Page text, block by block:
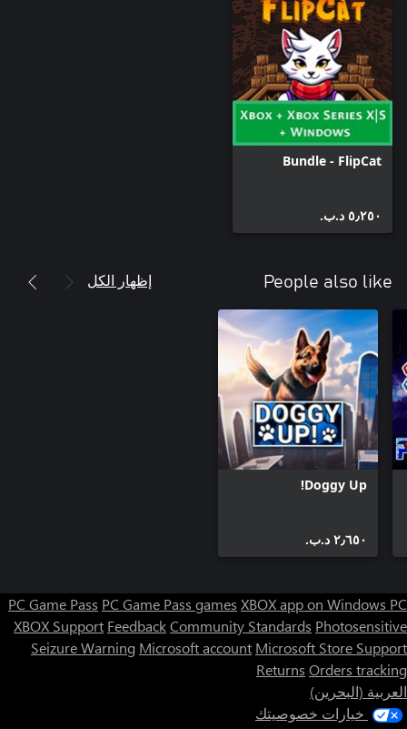
Bundle - FlipCat
٥٫٢٥٠ د.ب.‏
People also like إظهار الكل
Doggy Up!
٢٫٦٥٠ د.ب.‏
PC Game Pass PC Game Pass games XBOX app on Windows PC
XBOX Support FeedbackCommunity Standards Photosensitive
Seizure Warning Microsoft account Microsoft Store Support
Returns Orders tracking
العربية (البحرين)
خيارات خصوصيتك